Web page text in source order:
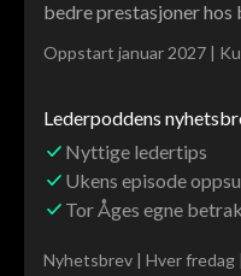
Lederpoddens
Nyttige ledertips
Ukens episode
Tor Åges egne
Nyhetsbrev | Hver fredag
bedre prestasjoner hos
Oppstart januar 2027 |